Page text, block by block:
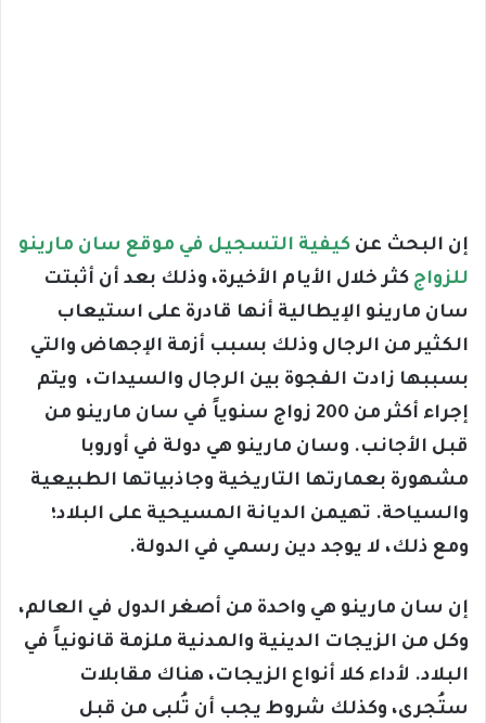
إن البحث عن كيفية التسجيل في موقع سان مارينو
للزواج كثر خلال الأيام الأخيرة، وذلك بعد أن أثبتت
سان مارينو الإيطالية أنها قادرة على استيعاب
الكثير من الرجال وذلك بسبب أزمة الإجهاض والتي
بسببها زادت الفجوة بين الرجال والسيدات، ويتم
إجراء أكثر من 200 زواج سنوياً في سان مارينو من
قبل الأجانب. وسان مارينو هي دولة في أوروبا
مشهورة بعمارتها التاريخية وجاذبياتها الطبيعية
والسياحة. تهيمن الديانة المسيحية على البلاد؛
ومع ذلك، لا يوجد دين رسمي في الدولة.
إن سان مارينو هي واحدة من أصغر الدول في العالم،
وكل من الزيجات الدينية والمدنية ملزمة قانونياً في
البلاد. لأداء كلا أنواع الزيجات، هناك مقابلات
ستُجرى، وكذلك شروط يجب أن تُلبى من قبل